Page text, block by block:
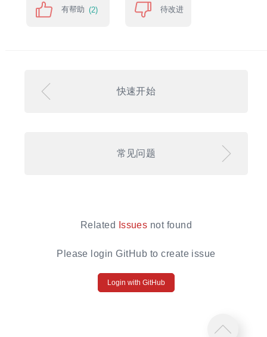
有帮助 (2) 待改进
快速开始
常见问题
Related Issues not found
Please login GitHub to create issue
Login with GitHub